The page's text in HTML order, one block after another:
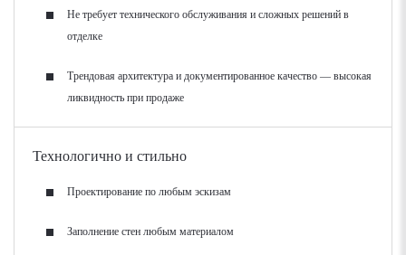
Не требует технического обслуживания и сложных решений в
отделке
Трендовая архитектура и документированное качество — высокая
ликвидность при продаже
Технологично и стильно
Проектирование по любым эскизам
Заполнение стен любым материалом